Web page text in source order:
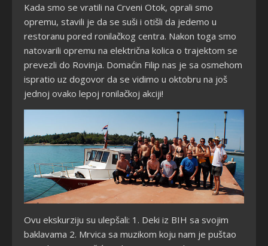
Kada smo se vratili na Crveni Otok, oprali smo
opremu, stavili je da se suši i otišli da jedemo u
restoranu pored ronilačkog centra. Nakon toga smo
natovarili opremu na električna kolica o trajektom se
prevezli do Rovinja. Domaćin Filip nas je sa osmehom
ispratio uz dogovor da se vidimo u oktobru na još
jednoj ovako lepoj ronilačkoj akciji!
Ovu ekskurziju su ulepšali: 1. Deki iz BIH sa svojim
baklavama 2. Mrvica sa muzikom koju nam je puštao